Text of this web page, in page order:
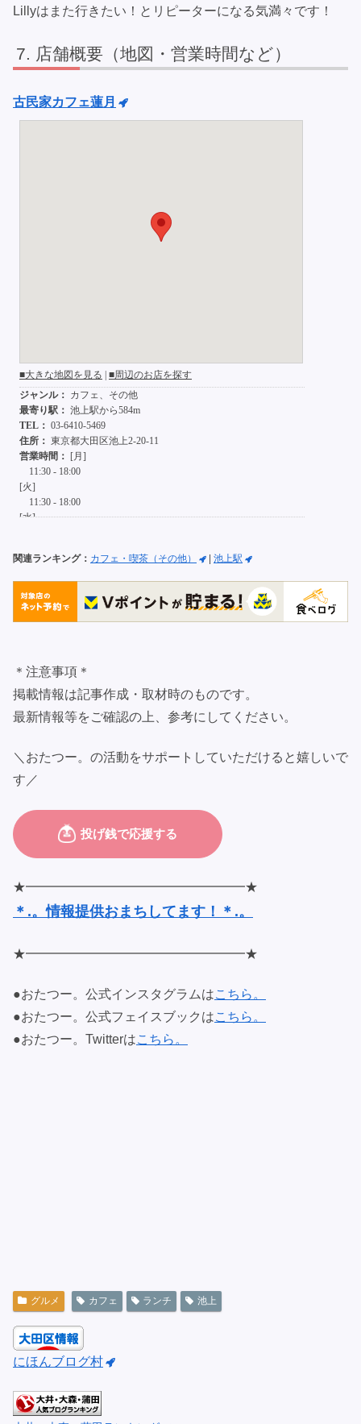
Lillyはまた行きたい！とリピーターになる気満々です！
店舗概要（地図・営業時間など）
古民家カフェ蓮月
関連ランキング： カフェ・喫茶（その他） | 池上駅
＊注意事項＊
掲載情報は記事作成・取材時のものです。
最新情報等をご確認の上、参考にしてください。
＼おたつー。の活動をサポートしていただけると嬉しいで
す／
★━━━━━━━━━━━━━━━━━★
＊.。情報提供おまちしてます！＊.。
★━━━━━━━━━━━━━━━━━★
●おたつー。公式インスタグラムはこちら。
●おたつー。公式フェイスブックはこちら。
●おたつー。Twitterはこちら。
グルメ カフェ ランチ 池上
にほんブログ村